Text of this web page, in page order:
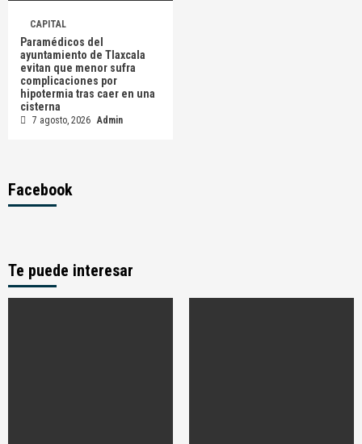
CAPITAL
Paramédicos del
ayuntamiento de Tlaxcala
evitan que menor sufra
complicaciones por
hipotermia tras caer en una
cisterna
7 agosto, 2026 Admin
Facebook
Te puede interesar